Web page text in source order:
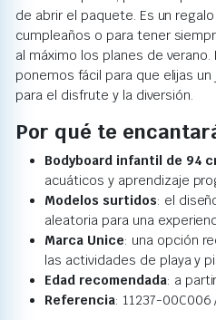
de abrir el paquete. Es un
cumpleaños o para tener
al máximo los planes de verano.
ponemos fácil para que elijas
para el disfrute y la diversión.
Por qué te
Bodyboard infantil de 94
acuáticos y aprendizaje
Modelos surtidos: el
aleatoria para una
Marca Unice: una opción
las actividades de playa y
Edad recomendada: a
Referencia: 11237-00C006